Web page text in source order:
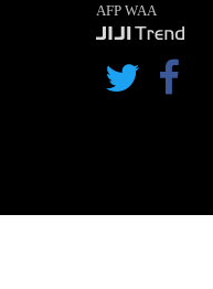
AFP WAA